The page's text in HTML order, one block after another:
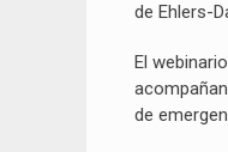
de Ehlers-
El
de